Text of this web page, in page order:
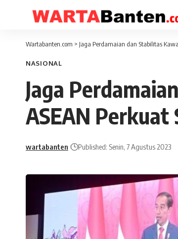
Wartabanten.com > Jaga Perdamaian dan Stabilitas
NASIONAL
Jaga
ASEAN Perkuat
wartabanten Published: Senin, 7 Agustus 2023